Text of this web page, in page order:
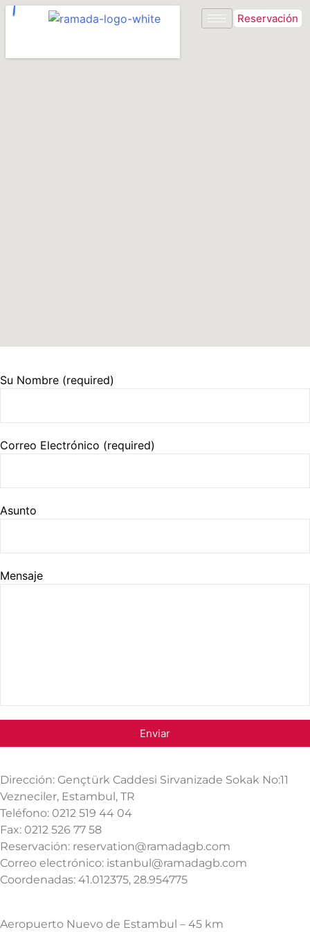
Reservación
Su Nombre (required)
Correo Electrónico (required)
Asunto
Mensaje
Dirección: Gençtürk Caddesi Sirvanizade Sokak No:11
Vezneciler, Estambul, TR
Teléfono: 0212 519 44 04
Fax: 0212 526 77 58
Reservación: reservation@ramadagb.com
Correo electrónico: istanbul@ramadagb.com
Coordenadas: 41.012375, 28.954775
Aeropuerto Nuevo de Estambul – 45 km